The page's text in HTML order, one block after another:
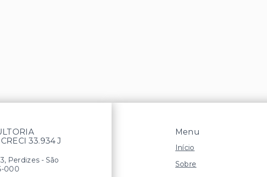
Menu
Início
Sobre
33.934 J
Perdizes - São
000